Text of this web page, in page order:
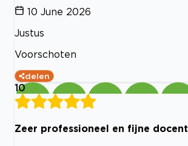
10 June 2026
Justus
Voorschoten
delen
10
Zeer professioneel en fijne docent